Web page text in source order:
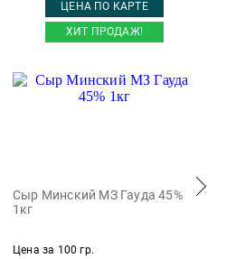
ЦЕНА ПО КАРТЕ
ХИТ ПРОДАЖ!
Сыр Минский МЗ Гауда 45%
1кг
Цена за 100 гр.